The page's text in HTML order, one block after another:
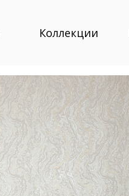
Коллекции